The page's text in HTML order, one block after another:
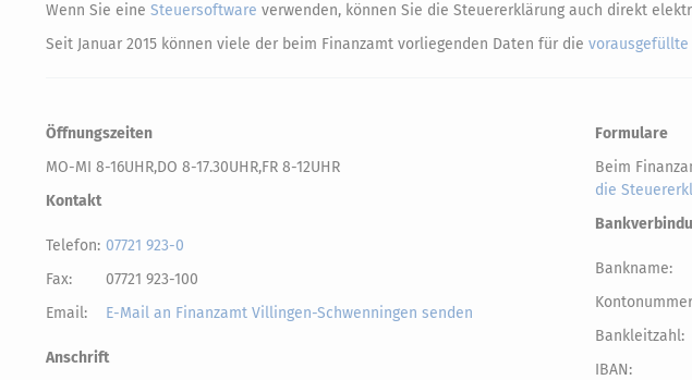
Wenn Sie eine Steuersoftware verwenden, können Sie die Steuererklärung auch direkt
Seit Januar 2015 können viele der beim Finanzamt vorliegenden Daten für die
Öffnungszeiten
MO-MI 8-16UHR,DO 8-17.30UHR,FR 8-12UHR
Kontakt
Telefon: 07721 923-0
Fax:
07721 923-100
Email:
E-Mail an Finanzamt Villingen-Schwenningen senden
Anschrift
Formulare
Beim
die
Bankname:
Bankleitzahl:
IBAN: